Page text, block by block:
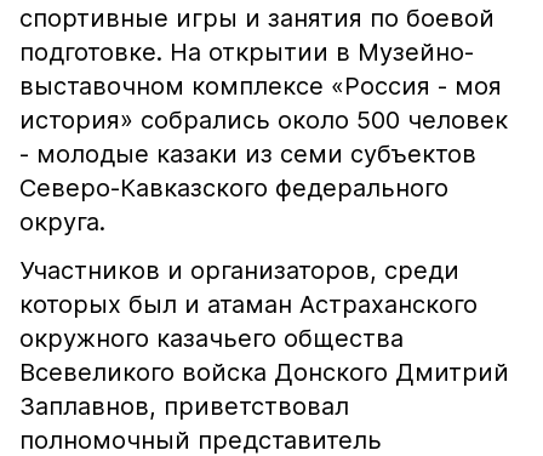
спортивные игры и занятия по боевой
подготовке. На открытии в Музейно-
выставочном комплексе «Россия - моя
история» собрались около 500 человек
- молодые казаки из семи субъектов
Северо-Кавказского федерального
округа.
Участников и организаторов, среди
которых был и атаман Астраханского
окружного казачьего общества
Всевеликого войска Донского Дмитрий
Заплавнов, приветствовал
полномочный представитель